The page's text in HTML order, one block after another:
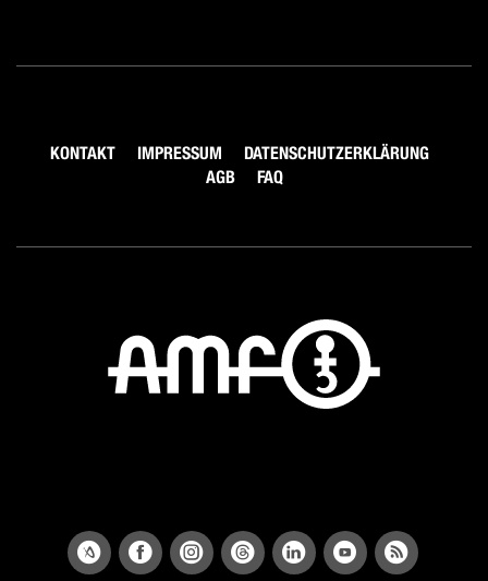
KONTAKT IMPRESSUM
DATENSCHUTZERKLÄRUNG
AGB
FAQ